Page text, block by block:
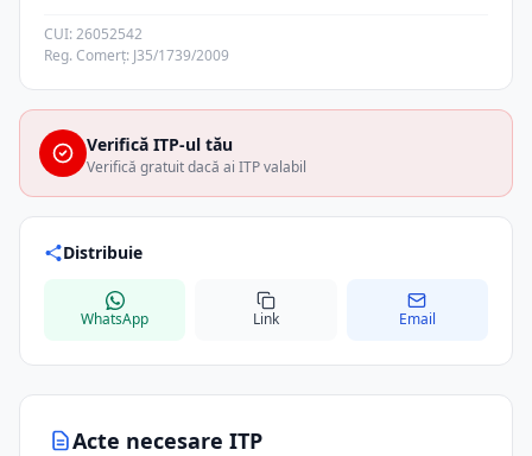
Acte necesare ITP
CUI: 26052542
Reg. Comerț: J35/1739/2009
Verifică ITP-ul tău
Verifică gratuit dacă ai ITP valabil
Distribuie
WhatsApp Link Email